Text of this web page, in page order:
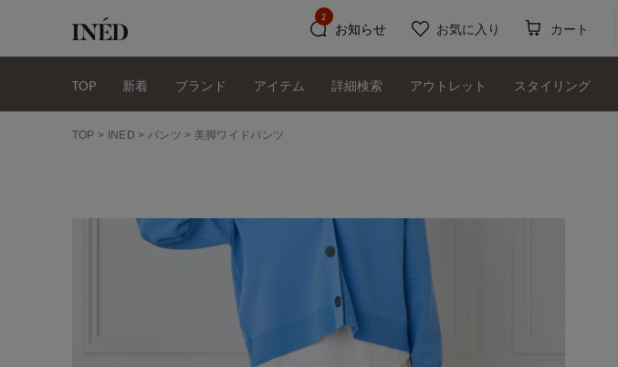
お知らせ
2
お気に入り カート
TOP 新着 ブランド アイテム 詳細検索 アウトレット スタイリング
TOP INED パンツ 美脚ワイドパンツ